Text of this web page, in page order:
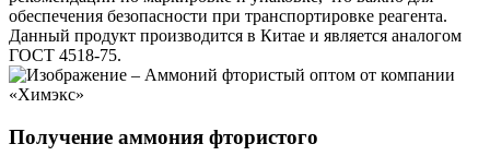
обеспечения безопасности при транспортировке реагента.
Данный продукт производится в Китае и является аналогом
ГОСТ 4518-75.
Получение аммония фтористого